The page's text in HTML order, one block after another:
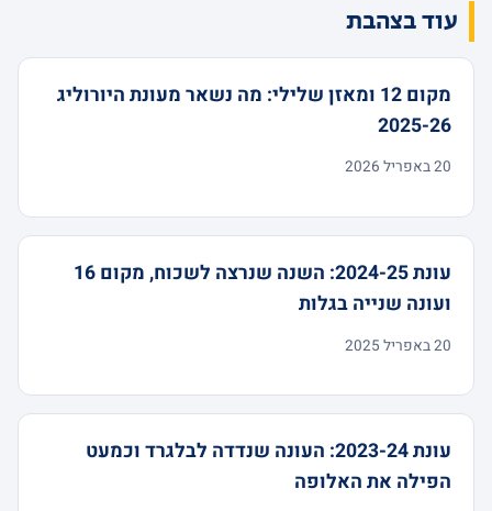
עוד בצהבת
מקום 12 ומאזן שלילי: מה נשאר מעונת היורוליג
2025-26
20 באפריל 2026
עונת 2024-25: השנה שנרצה לשכוח, מקום 16
ועונה שנייה בגלות
20 באפריל 2025
עונת 2023-24: העונה שנדדה לבלגרד וכמעט
הפילה את האלופה